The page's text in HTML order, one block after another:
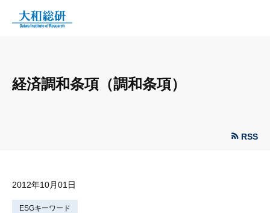
経済調和条項（調和条項）
RSS
2012年10月01日
ESGキーワード